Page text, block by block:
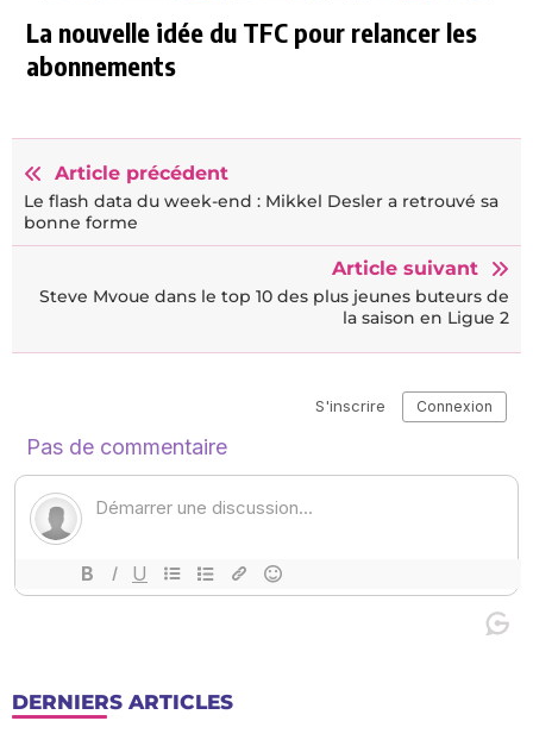
La nouvelle idée du TFC pour relancer les
abonnements
Article précédent
Le flash data du week-end : Mikkel Desler a retrouvé sa
bonne forme
Article suivant
Steve Mvoue dans le top 10 des plus jeunes buteurs de
la saison en Ligue 2
DERNIERS ARTICLES